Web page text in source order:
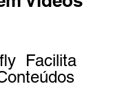
Facilita